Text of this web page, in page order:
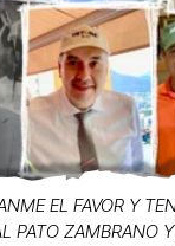
EL FAVOR Y
PATO ZAMBRANO